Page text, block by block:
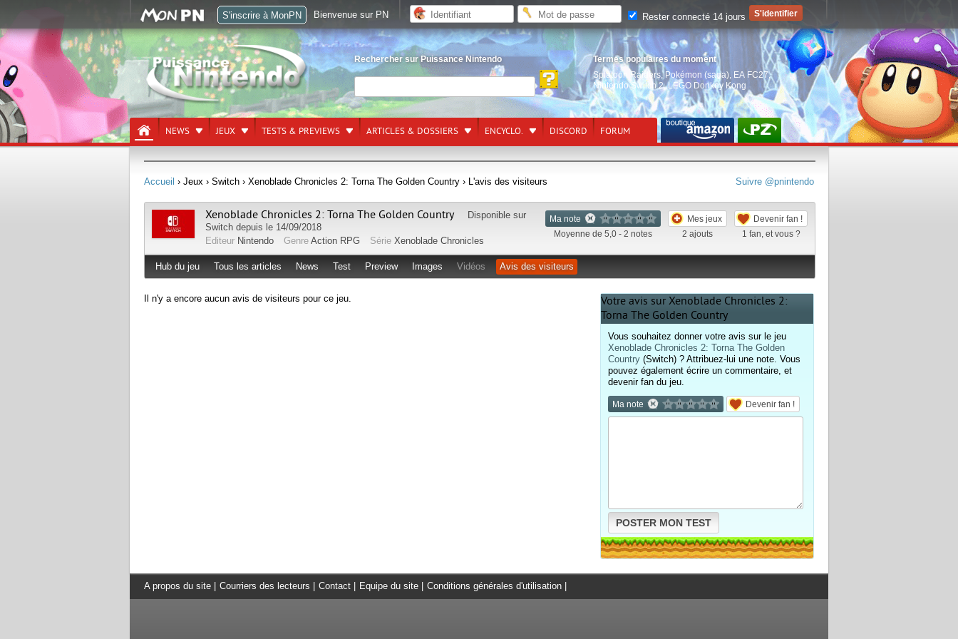
Rechercher sur Puissance Nintendo
Termes populaires du moment
Splatoon Raiders, Pokémon (saga) EA FC27,
Nintendo Switch 2,LEGO Donkey Kong
NEWS JEUX TESTS & PREVIEWS ARTICLES & DOSSIERS ENCYCLO. DISCORD FORUM
Suivre @pnintendo
Accueil › Jeux › Switch › Xenoblade Chronicles 2: Torna The Golden Country › L'avis des visiteurs
Ma note
Moyenne de 5,0 - 2 notes
Mes jeux
2 ajouts
Devenir fan !
1 fan, et vous ?
Xenoblade Chronicles 2: Torna The Golden Country
Disponible sur
Switch depuis le 14/09/2018
Editeur Nintendo Genre Action RPG Série Xenoblade Chronicles
Hub du jeu Tous les articles News Test Preview Images Vidéos Avis des visiteurs
Il n'y a encore aucun avis de visiteurs pour ce jeu.
Votre avis sur Xenoblade Chronicles 2:
Torna The Golden Country
Vous souhaitez donner votre avis sur le jeu
Xenoblade Chronicles 2: Torna The Golden
Country (Switch) ? Attribuez-lui une note. Vous
pouvez également écrire un commentaire, et
devenir fan du jeu.
Ma note Devenir fan !
POSTER MON TEST
A propos du site Courriers des lecteurs Contact Equipe du site Conditions générales d'utilisation
S'inscrire à MonPN Bienvenue sur PN Rester connecté 14 jours